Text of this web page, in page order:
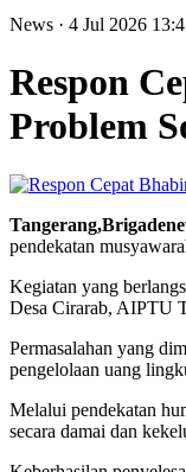
News · 4 Jul 2026
Respon
Problem
pendekatan
Kegiatan yang
Desa Cirarab, AIPTU
Permasalahan yang
pengelolaan uang
Melalui pendekatan
secara damai dan